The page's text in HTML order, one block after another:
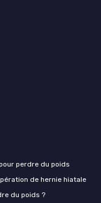
perdre du poids
de hernie hiatale
du poids ?